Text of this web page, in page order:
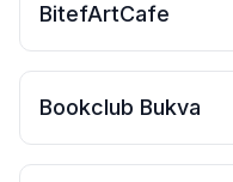
BitefArtCafe
Bookclub Bukva